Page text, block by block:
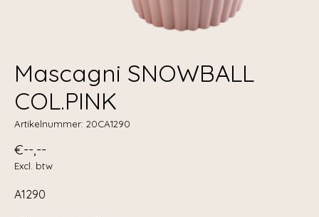
Mascagni SNOWBALL
COL.PINK
Artikelnummer: 20CA1290
€--,--
Excl. btw
A1290